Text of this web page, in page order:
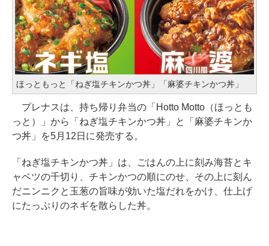
ほっともっと「ねぎ塩チキンかつ丼」「麻婆チキンかつ丼」
プレナスは、持ち帰り弁当の「Hotto Motto（ほっとも
っと）」から「ねぎ塩チキンかつ丼」と「麻婆チキンか
つ丼」を5月12日に発売する。
「ねぎ塩チキンかつ丼」は、ごはんの上に刻み海苔とキ
ャベツの千切り、チキンかつの順にのせ、その上に刻ん
だニンニクと玉葱の旨味が効いた塩だれをかけ、仕上げ
にたっぷりのネギを散らした丼。